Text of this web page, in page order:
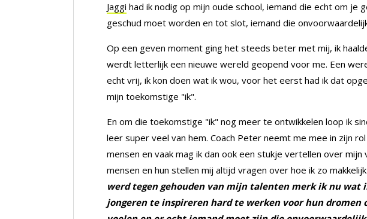
Jaggi had ik nodig op mijn oude school, iemand die echt om
geschud moet worden en tot slot, iemand die
Op een geven moment ging het steeds beter met mij, ik
werdt letterlijk een nieuwe wereld geopend voor me. Een
echt vrij, ik kon doen wat ik wou, voor het eerst had ik dat
mijn toekomstige "ik".
En om die toekomstige "ik" nog meer te ontwikkelen loop ik
leer super veel van hem. Coach Peter neemt me mee in zijn
mensen en vaak mag ik dan ook een stukje vertellen over mijn
mensen en hun stellen mij altijd vragen over hoe ik zo
werd tegen gehouden van mijn talenten merk ik nu wat
jongeren te inspireren hard te werken voor hun